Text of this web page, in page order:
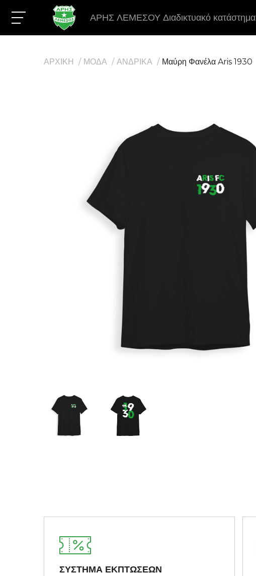
ΑΡΗΣ ΛΕΜΕΣΟΥ Διαδικτυακό κατάστημα
ΑΡΧΙΚΗ ΜΟΔΑ ΑΝΔΡΙΚΑ Μαύρη Φανέλα Aris 1930
ΣΥΣΤΗΜΑ ΕΚΠΤΩΣΕΩΝ